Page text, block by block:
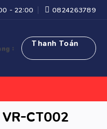
- 22:00 0824263789
:
Thanh Toán
CT002